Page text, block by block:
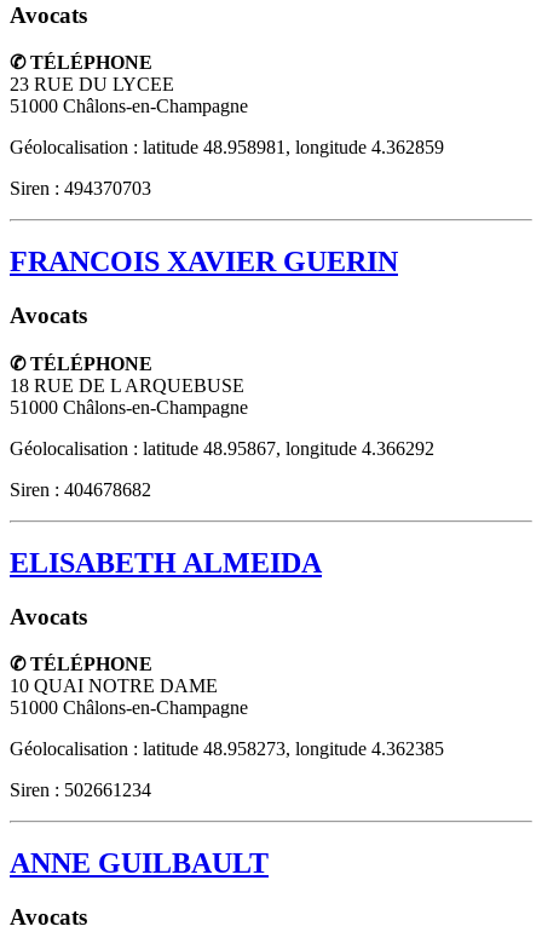
Avocats
✆ TÉLÉPHONE
23 RUE DU LYCEE
51000 Châlons-en-Champagne
Géolocalisation : latitude 48.958981, longitude 4.362859
Siren : 494370703
FRANCOIS XAVIER GUERIN
Avocats
✆ TÉLÉPHONE
18 RUE DE L ARQUEBUSE
51000 Châlons-en-Champagne
Géolocalisation : latitude 48.95867, longitude 4.366292
Siren : 404678682
ELISABETH ALMEIDA
Avocats
✆ TÉLÉPHONE
10 QUAI NOTRE DAME
51000 Châlons-en-Champagne
Géolocalisation : latitude 48.958273, longitude 4.362385
Siren : 502661234
ANNE GUILBAULT
Avocats